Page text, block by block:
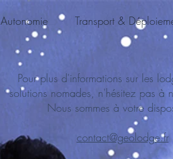
Autonomie Transport &
Pour plus d'informations sur les
solutions nomades, n'hésitez pas à
Nous sommes à votre
contact@geolodge.fr